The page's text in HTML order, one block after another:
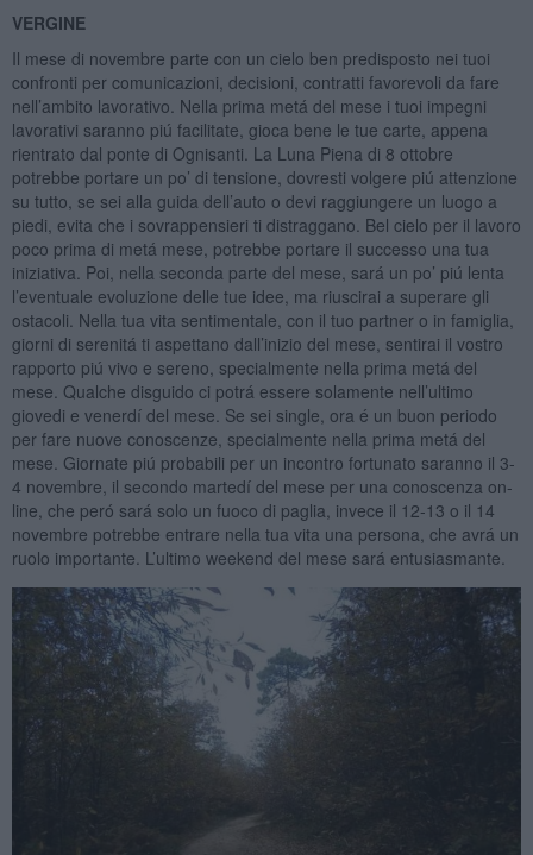
VERGINE
Il mese di novembre parte con un cielo ben predisposto nei tuoi
confronti per comunicazioni, decisioni, contratti favorevoli da fare
nell’ambito lavorativo. Nella prima metá del mese i tuoi impegni
lavorativi saranno piú facilitate, gioca bene le tue carte, appena
rientrato dal ponte di Ognisanti. La Luna Piena di 8 ottobre
potrebbe portare un po’ di tensione, dovresti volgere piú attenzione
su tutto, se sei alla guida dell’auto o devi raggiungere un luogo a
piedi, evita che i sovrappensieri ti distraggano. Bel cielo per il lavoro
poco prima di metá mese, potrebbe portare il successo una tua
iniziativa. Poi, nella seconda parte del mese, sará un po’ piú lenta
l’eventuale evoluzione delle tue idee, ma riuscirai a superare gli
ostacoli. Nella tua vita sentimentale, con il tuo partner o in famiglia,
giorni di serenitá ti aspettano dall’inizio del mese, sentirai il vostro
rapporto piú vivo e sereno, specialmente nella prima metá del
mese. Qualche disguido ci potrá essere solamente nell’ultimo
giovedi e venerdí del mese. Se sei single, ora é un buon periodo
per fare nuove conoscenze, specialmente nella prima metá del
mese. Giornate piú probabili per un incontro fortunato saranno il 3-
4 novembre, il secondo martedí del mese per una conoscenza on-
line, che peró sará solo un fuoco di paglia, invece il 12-13 o il 14
novembre potrebbe entrare nella tua vita una persona, che avrá un
ruolo importante. L’ultimo weekend del mese sará entusiasmante.